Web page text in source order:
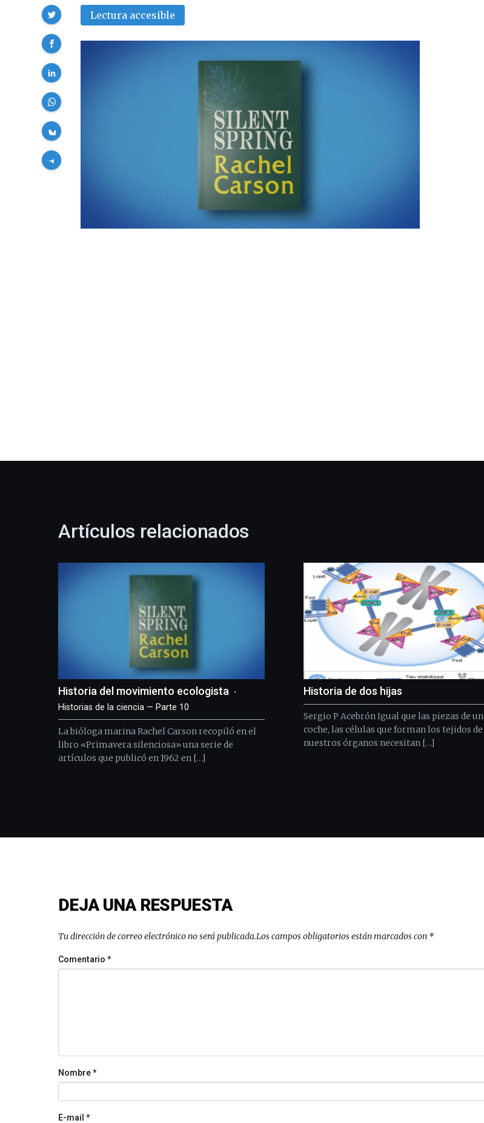
Lectura accesible
Compartir
Artículos relacionados
Historia del movimiento ecologista
Historias de la ciencia — Parte 10
La bióloga marina Rachel Carson recopiló en el
libro «Primavera silenciosa» una serie de
artículos que publicó en 1962 en […]
Historia de dos hijas
Sergio P Acebrón Igual que las piezas de un
coche, las células que forman los tejidos de
nuestros órganos necesitan […]
DEJA UNA RESPUESTA
Tu dirección de correo electrónico no será publicada.Los campos obligatorios están marcados con *
Comentario*
Nombre*
E-mail *